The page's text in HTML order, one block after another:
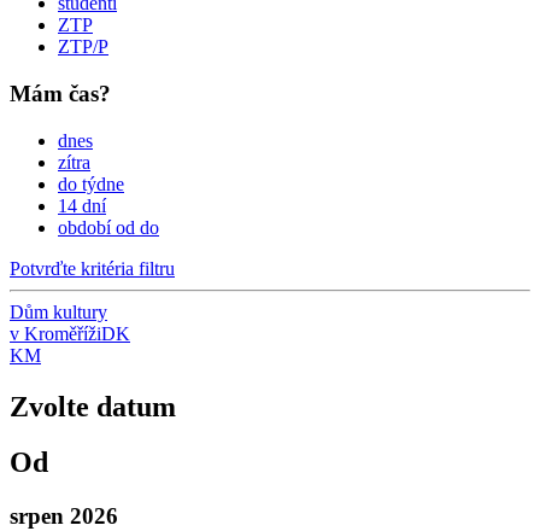
ZTP
ZTP/P
Mám čas?
dnes
zítra
do týdne
14 dní
období od do
Potvrďte kritéria filtru
Dům kultury
v KroměřížiDK
KM
Zvolte datum
Od
srpen 2026